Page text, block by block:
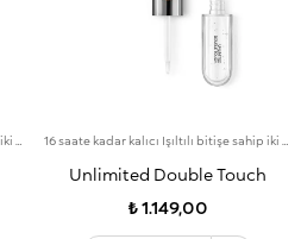
Unlimited Double Touch
₺ 1.149,00